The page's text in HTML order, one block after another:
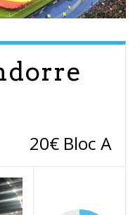
20€ Bloc A